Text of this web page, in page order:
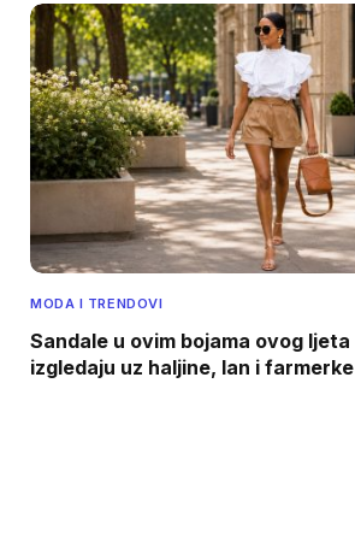
MODA I TRENDOVI
Sandale u ovim bojama ovog
izgledaju uz haljine, lan i farmerke